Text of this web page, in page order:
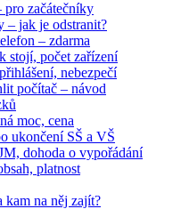
pro začátečníky
– jak je odstranit?
– zdarma
stojí, počet zařízení
nebezpečí
počítač – návod
moc, cena
ukončení SŠ a VŠ
dohoda o vypořádání
platnost
kam na něj zajít?